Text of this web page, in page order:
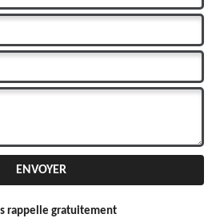
rappelle gratuitement